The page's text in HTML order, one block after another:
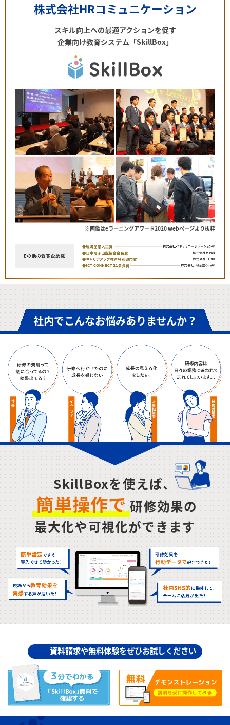
株式会社HRコミュニケーション
スキル向上への最適アクションを促す
企業向け教育システム「SkillBox」
※画像はeラーニングアワード2020 webページより抜粋
社内でこんなお悩みありませんか？
SkillBoxを使えば、
簡単操作で 研修効果の
最大化や可視化ができます
資料請求や無料体験をぜひお試しください